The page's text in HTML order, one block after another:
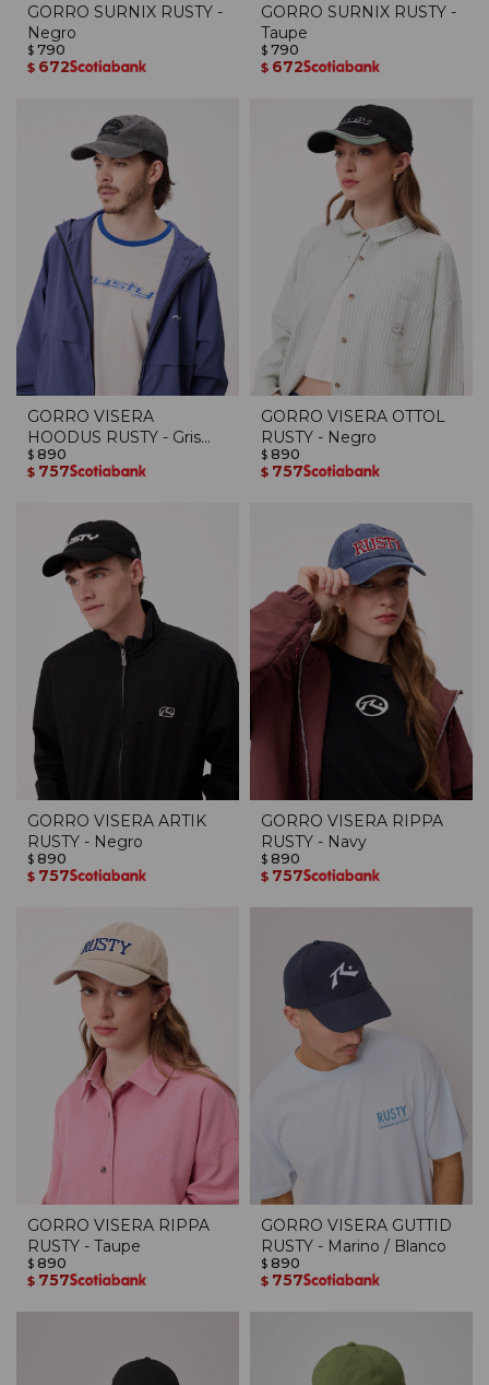
GORRO SURNIX RUSTY -
Negro
$ 790
$ 672
GORRO SURNIX RUSTY -
Taupe
$ 790
$ 672
GORRO VISERA
HOODUS RUSTY - Gris
Oscuro
$ 890
$ 757
GORRO VISERA OTTOL
RUSTY - Negro
$ 890
$ 757
GORRO VISERA ARTIK
RUSTY - Negro
$ 890
$ 757
GORRO VISERA RIPPA
RUSTY - Navy
$ 890
$ 757
GORRO VISERA RIPPA
RUSTY - Taupe
$ 890
$ 757
GORRO VISERA GUTTID
RUSTY - Marino / Blanco
$ 890
$ 757